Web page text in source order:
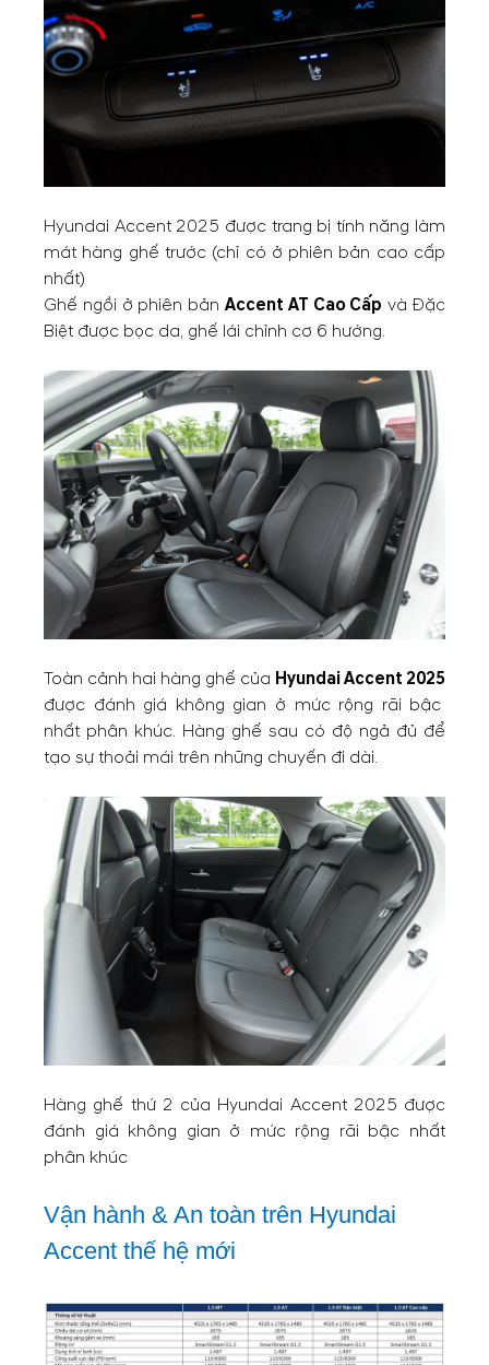
Hyundai Accent 2025 được trang bị tính năng làm
mát hàng ghế trước (chỉ có ở phiên bản cao cấp
nhất)
Ghế ngồi ở phiên bản Accent AT Cao Cấp và Đặc
Biệt được bọc da, ghế lái chỉnh cơ 6 hướng.
Toàn cảnh hai hàng ghế của Hyundai Accent 2025
được đánh giá không gian ở mức rộng rãi bậc
nhất phân khúc. Hàng ghế sau có độ ngả đủ để
tạo sự thoải mái trên những chuyến đi dài.
Hàng ghế thứ 2 của Hyundai Accent 2025 được
đánh giá không gian ở mức rộng rãi bậc nhất
phân khúc
Vận hành & An toàn trên Hyundai
Accent thế hệ mới